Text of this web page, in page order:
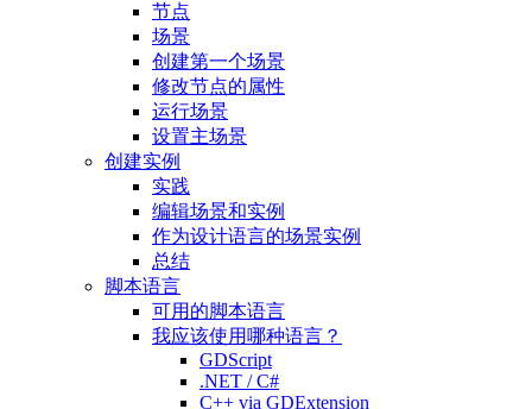
节点
场景
创建第一个场景
修改节点的属性
运行场景
设置主场景
创建实例
实践
编辑场景和实例
作为设计语言的场景实例
总结
脚本语言
可用的脚本语言
我应该使用哪种语言？
GDScript
.NET / C#
C++ via GDExtension